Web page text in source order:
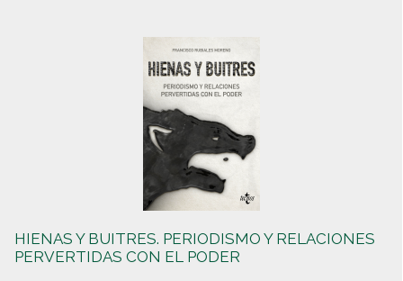
HIENAS Y BUITRES. PERIODISMO Y RELACIONES
PERVERTIDAS CON EL PODER